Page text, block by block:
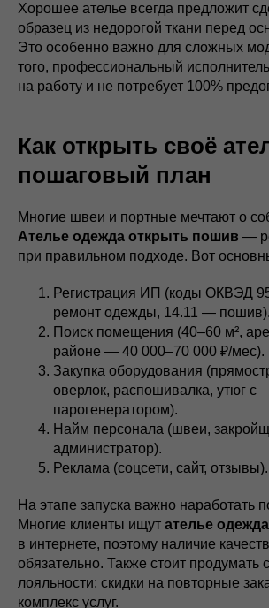
Хорошее ателье всегда предложит
образец из недорогой ткани перед
Это особенно важно для сложных
того, профессиональный
на работу и не потребует 100%
Как открыть своё
пошаговый план
Многие швеи и портные мечтают о
Ателье одежда открыть пошив —
при правильном подходе. Вот
Регистрация ИП (коды ОКВЭД
ремонт одежды, 14.11 — пошив).
Поиск помещения (40–60 м²,
районе — 40 000–70 000 ₽/мес).
Закупка оборудования
оверлок, распошивалка, утюг с
парогенератором).
Найм персонала (швеи,
администратор).
Реклама (соцсети, сайт, отзывы).
На этапе запуска важно наработать
Многие клиенты ищут ателье
в интернете, поэтому наличие
обязательно. Также стоит продумать
лояльности: скидки на повторные
комплекс услуг.